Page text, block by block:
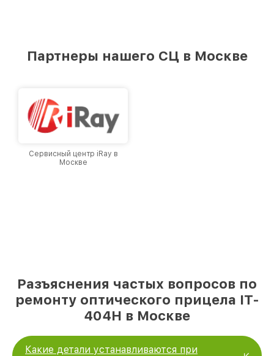
Партнеры нашего СЦ в Москве
Сервисный центр iRay в
Москве
Разъяснения частых вопросов по
ремонту оптического прицела IT-
404H в Москве
Какие детали устанавливаются при